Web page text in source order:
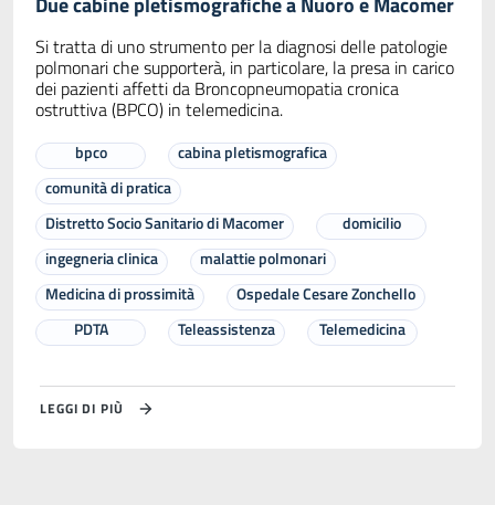
Si tratta di uno strumento per la diagnosi delle patologie
polmonari che supporterà, in particolare, la presa in carico
dei pazienti affetti da Broncopneumopatia cronica
ostruttiva (BPCO) in telemedicina.
bpco
cabina pletismografica
comunità di pratica
Distretto Socio Sanitario di Macomer
domicilio
ingegneria clinica
malattie polmonari
Medicina di prossimità
Ospedale Cesare Zonchello
PDTA
Teleassistenza Telemedicina
LEGGI DI PIÙ